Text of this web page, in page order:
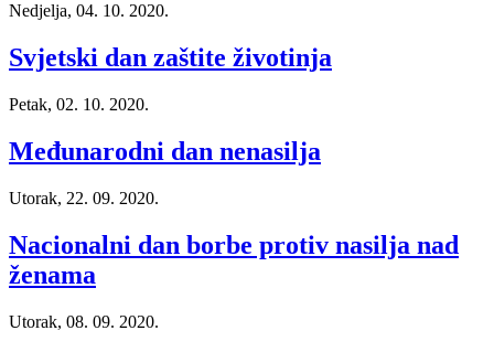
Nedjelja, 04. 10. 2020.
Svjetski dan zaštite životinja
Petak, 02. 10. 2020.
Međunarodni dan nenasilja
Utorak, 22. 09. 2020.
Nacionalni dan borbe protiv nasilja nad
ženama
Utorak, 08. 09. 2020.